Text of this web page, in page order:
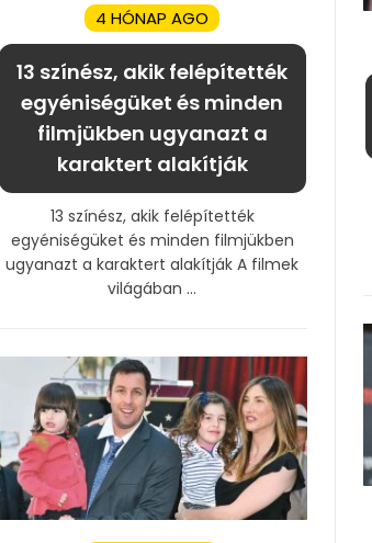
4 HÓNAP AGO
13 színész, akik felépítették
egyéniségüket és minden
filmjükben ugyanazt a
karaktert alakítják
13 színész, akik felépítették
egyéniségüket és minden filmjükben
ugyanazt a karaktert alakítják A filmek
világában ...